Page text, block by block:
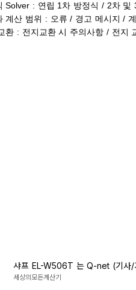
Solver : 연립 1차 방정식 / 2차 및
계산 범위 : 오류 / 경고 메시지 /
환 : 전지교환 시 주의사항 / 전지
세상의모든계산기